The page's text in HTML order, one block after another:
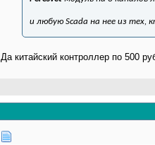
и любую Scada на нее из тех,
Да китайский контроллер по 500